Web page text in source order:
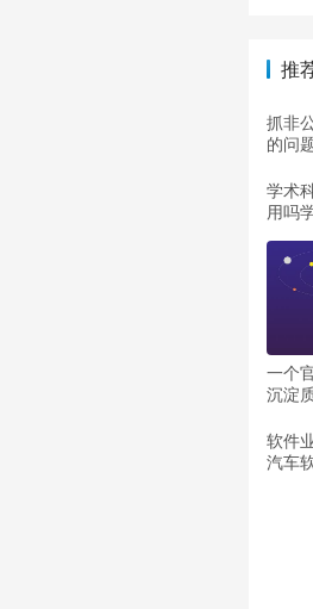
推
抓非
的问
学术
用吗
一个
沉淀
家遭
软件
汽车